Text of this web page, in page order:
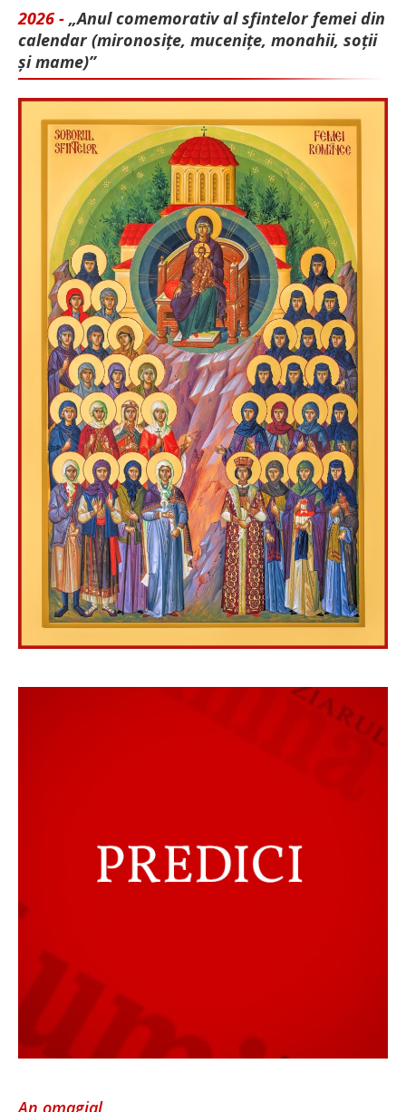
2026 - „Anul comemorativ al sfintelor femei din
calendar (mironosițe, mu­cenițe, monahii, soții
și mame)”
An omagial